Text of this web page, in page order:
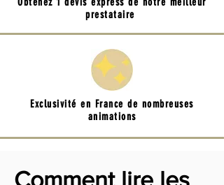
prestataire
Exclusivité en France de nombreuses
animations
Comment lire les